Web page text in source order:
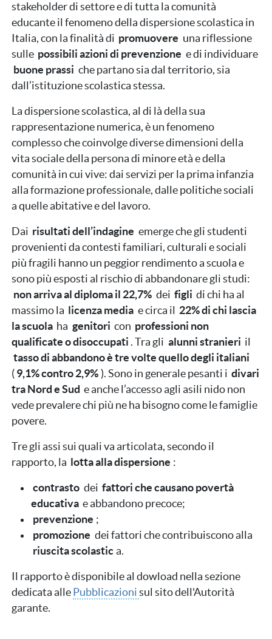
stakeholder di settore e di tutta la comunità
educante il fenomeno della dispersione scolastica in
Italia, con la finalità di promuovere una riflessione
sulle possibili azioni di prevenzione e di individuare
buone prassi che partano sia dal territorio, sia
dall’istituzione scolastica stessa.
La dispersione scolastica, al di là della sua
rappresentazione numerica, è un fenomeno
complesso che coinvolge diverse dimensioni della
vita sociale della persona di minore età e della
comunità in cui vive: dai servizi per la prima infanzia
alla formazione professionale, dalle politiche sociali
a quelle abitative e del lavoro.
Dai risultati dell’indagine emerge che gli studenti
provenienti da contesti familiari, culturali e sociali
più fragili hanno un peggior rendimento a scuola e
sono più esposti al rischio di abbandonare gli studi:
non arriva al diploma il 22,7% dei figli di chi ha al
massimo la
licenza media e circa il 22% di chi lascia
la scuola ha genitori con professioni non
qualificate o disoccupati . Tra gli alunni stranieri il
tasso di abbandono è tre volte quello degli italiani
( 9,1% contro 2,9% ). Sono in generale pesanti i divari
tra Nord e Sud e anche l’accesso agli asili nido non
vede prevalere chi più ne ha bisogno come le famiglie
povere.
Tre gli assi sui quali va articolata, secondo il
rapporto, la lotta alla dispersione :
contrasto dei fattori che causano povertà
educativa e abbandono precoce;
prevenzione ;
promozione dei fattori che contribuiscono alla
riuscita scolastic a.
Il rapporto è disponibile al dowload nella sezione
dedicata alle Pubblicazionisul sito dell'Autorità
garante.